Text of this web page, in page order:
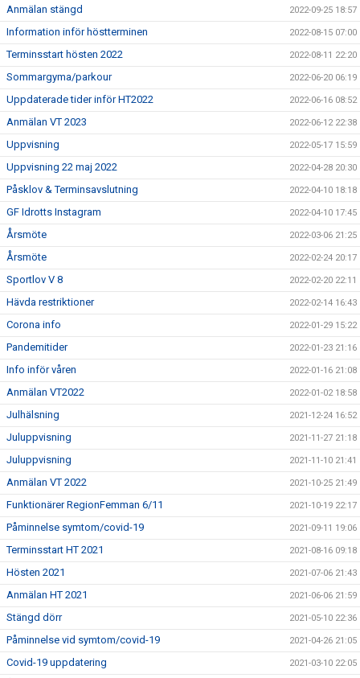
Anmälan stängd 2022-09-25 18:57
Information inför höstterminen 2022-08-15 07:00
Terminsstart hösten 2022 2022-08-11 22:20
Sommargyma/parkour 2022-06-20 06:19
Uppdaterade tider inför HT2022 2022-06-16 08:52
Anmälan VT 2023 2022-06-12 22:38
Uppvisning 2022-05-17 15:59
Uppvisning 22 maj 2022 2022-04-28 20:30
Påsklov & Terminsavslutning 2022-04-10 18:18
GF Idrotts Instagram 2022-04-10 17:45
Årsmöte 2022-03-06 21:25
Årsmöte 2022-02-24 20:17
Sportlov V 8 2022-02-20 22:11
Hävda restriktioner 2022-02-14 16:43
Corona info 2022-01-29 15:22
Pandemitider 2022-01-23 21:16
Info inför våren 2022-01-16 21:08
Anmälan VT2022 2022-01-02 18:58
Julhälsning 2021-12-24 16:52
Juluppvisning 2021-11-27 21:18
Juluppvisning 2021-11-10 21:41
Anmälan VT 2022 2021-10-25 21:49
Funktionärer RegionFemman 6/11 2021-10-19 22:17
Påminnelse symtom/covid-19 2021-09-11 19:06
Terminsstart HT 2021 2021-08-16 09:18
Hösten 2021 2021-07-06 21:43
Anmälan HT 2021 2021-06-06 21:59
Stängd dörr 2021-05-10 22:36
Påminnelse vid symtom/covid-19 2021-04-26 21:05
Covid-19 uppdatering 2021-03-10 22:05